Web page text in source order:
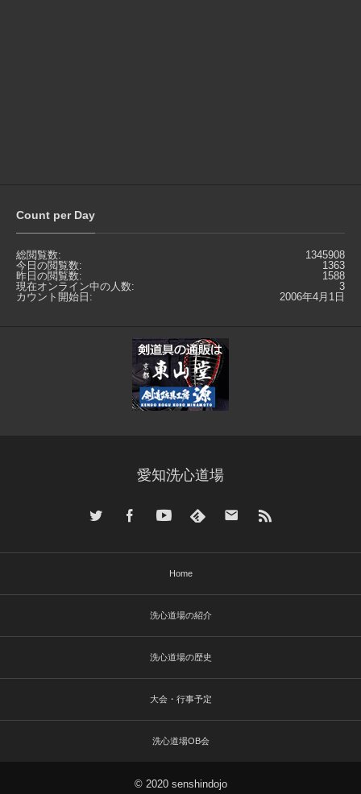
Count per Day
1345908
総閲覧数:
1363
今日の閲覧数:
1588
昨日の閲覧数:
3
現在オンライン中の人数:
2006年4月1日
カウント開始日:
愛知洗心道場
Home
洗心道場の紹介
洗心道場の歴史
大会・行事予定
洗心道場OB会
© 2020 senshindojo